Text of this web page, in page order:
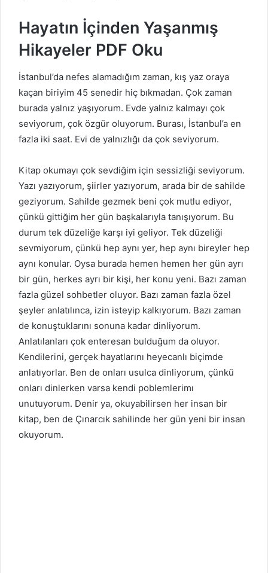
Hayatın İçinden Yaşanmış
Hikayeler PDF Oku
İstanbul’da nefes alamadığım zaman, kış yaz oraya
kaçan biriyim 45 senedir hiç bıkmadan. Çok zaman
burada yalnız yaşıyorum. Evde yalnız kalmayı çok
seviyorum, çok özgür oluyorum. Burası, İstanbul’a en
fazla iki saat. Evi de yalnızlığı da çok seviyorum.
Kitap okumayı çok sevdiğim için sessizliği seviyorum.
Yazı yazıyorum, şiirler yazıyorum, arada bir de sahilde
geziyorum. Sahilde gezmek beni çok mutlu ediyor,
çünkü gittiğim her gün başkalarıyla tanışıyorum. Bu
durum tek düzeliğe karşı iyi geliyor. Tek düzeliği
sevmiyorum, çünkü hep aynı yer, hep aynı bireyler hep
aynı konular. Oysa burada hemen hemen her gün ayrı
bir gün, herkes ayrı bir kişi, her konu yeni. Bazı zaman
fazla güzel sohbetler oluyor. Bazı zaman fazla özel
şeyler anlatılınca, izin isteyip kalkıyorum. Bazı zaman
de konuştuklarını sonuna kadar dinliyorum.
Anlatılanları çok enteresan bulduğum da oluyor.
Kendilerini, gerçek hayatlarını heyecanlı biçimde
anlatıyorlar. Ben de onları usulca dinliyorum, çünkü
onları dinlerken varsa kendi poblemlerimı
unutuyorum. Denir ya, okuyabilirsen her insan bir
kitap, ben de Çınarcık sahilinde her gün yeni bir insan
okuyorum.